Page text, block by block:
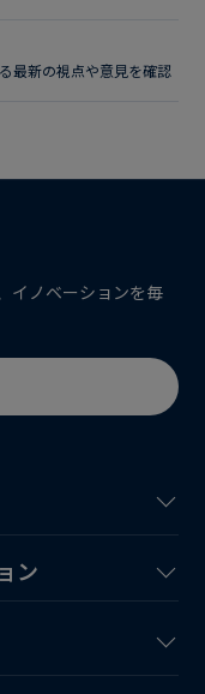
最新の視点や意見を確認
ン
イノベーションを毎